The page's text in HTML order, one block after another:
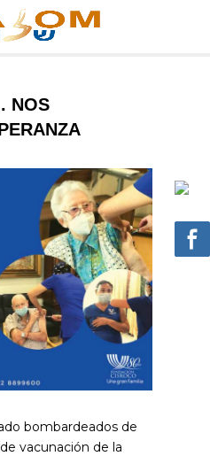
NOS
bombardeados de
vacunación de la